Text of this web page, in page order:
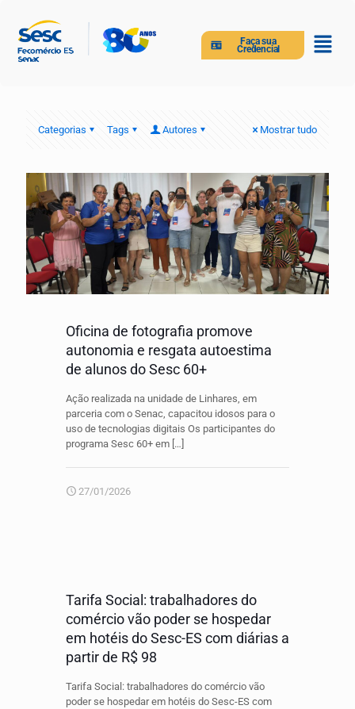
Faça sua
Credencial
Categorias Tags Autores Mostrar tudo
Oficina de fotografia promove
autonomia e resgata autoestima
de alunos do Sesc 60+
Ação realizada na unidade de Linhares, em
parceria com o Senac, capacitou idosos para o
uso de tecnologias digitais Os participantes do
programa Sesc 60+ em […]
27/01/2026
Tarifa Social: trabalhadores do
comércio vão poder se hospedar
em hotéis do Sesc-ES com diárias a
partir de R$ 98
Tarifa Social: trabalhadores do comércio vão
poder se hospedar em hotéis do Sesc-ES com